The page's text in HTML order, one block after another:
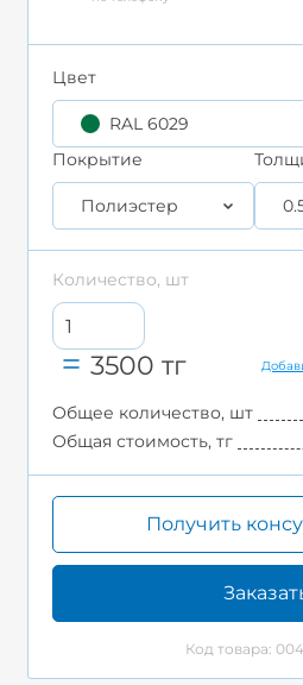
Цвет
RAL 6029
Покрытие
Полиэстер
Количество, шт
3500 тг
Общее количество, шт
Общая стоимость, тг
Получить
Код товара: